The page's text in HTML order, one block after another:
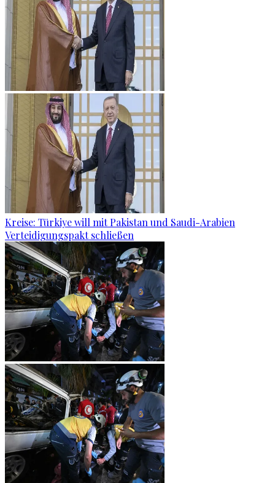
Kreise: Türkiye will mit Pakistan und Saudi-Arabien
Verteidigungspakt schließen